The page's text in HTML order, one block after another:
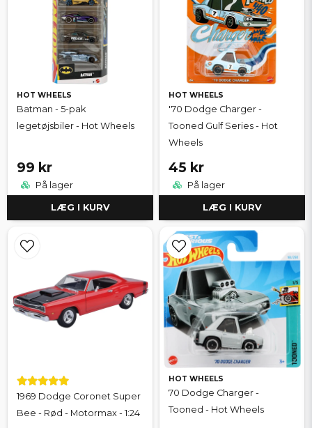
HOT WHEELS
Batman - 5-pak
legetøjsbiler - Hot Wheels
99 kr
På lager
LÆG I KURV
HOT WHEELS
'70 Dodge Charger -
Tooned Gulf Series - Hot
Wheels
45 kr
På lager
LÆG I KURV
1969 Dodge Coronet Super
Bee - Rød - Motormax - 1:24
HOT WHEELS
70 Dodge Charger -
Tooned - Hot Wheels